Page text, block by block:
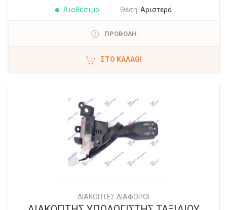
Διαθέσιμο Θέση: Αριστερά
ΠΡΟΒΟΛΗ
ΣΤΟ ΚΑΛΆΘΙ
ΔΙΑΚΟΠΤΕΣ ΔΙΑΦΟΡΟΙ